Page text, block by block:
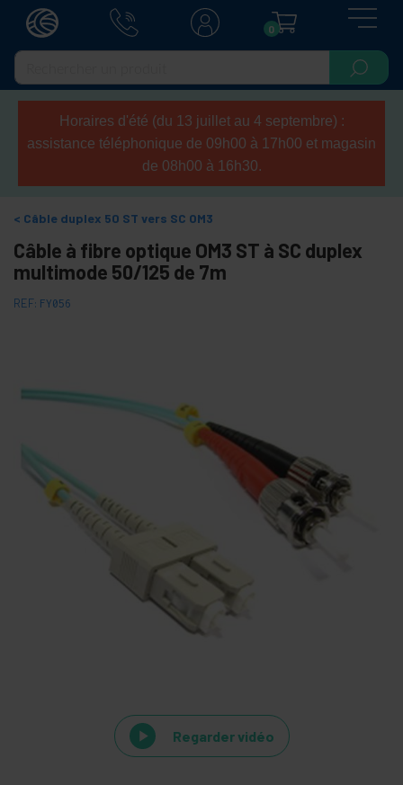
0
Horaires d'été (du 13 juillet au 4 septembre) :
assistance téléphonique de 09h00 à 17h00 et magasin
de 08h00 à 16h30.
Câble duplex 50 ST vers SC OM3
Câble à fibre optique OM3 ST à SC duplex
multimode 50/125 de 7m
REF: FY056
Regarder vidéo